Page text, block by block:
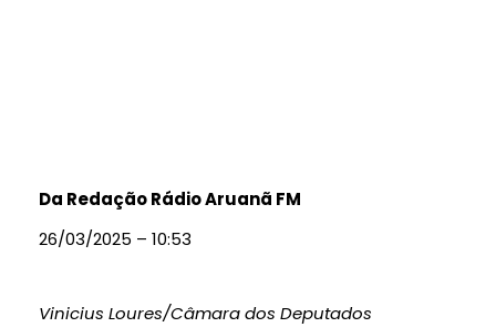
Da Redação Rádio Aruanã FM
26/03/2025 – 10:53
Vinicius Loures/Câmara dos Deputados